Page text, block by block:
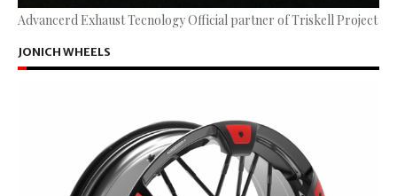
Advancerd Exhaust Tecnology Official partner of Triskell Project
JONICH WHEELS